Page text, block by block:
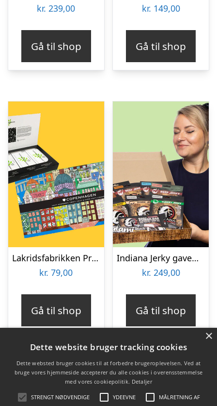
kr. 239,00
Gå til shop
kr. 149,00
Gå til shop
Lakridsfabrikken Premiumlakrids – Copenhagen
kr. 79,00
Gå til shop
Indiana Jerky gaveæske
kr. 249,00
Gå til shop
Varekategorier
Produkter
×
Dette website bruger tracking cookies
Dette websted bruger cookies til at forbedre brugeroplevelsen. Ved at
bruge vores hjemmeside accepterer du alle cookies i overensstemmelse
med vores cookiepolitik. Detaljer
STRENGT NØDVENDIGE YDEEVNE MÅLRETNING AF